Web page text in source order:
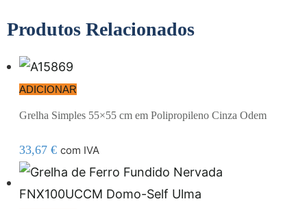
Produtos Relacionados
ADICIONAR
Grelha Simples 55×55 cm em Polipropileno Cinza Odem
33,67 € com IVA